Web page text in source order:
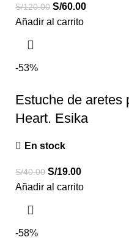
S/120.00 S/60.00
Añadir al carrito
-53%
Estuche de aretes
Heart. Esika
En stock
S/40.00 S/19.00
Añadir al carrito
-58%